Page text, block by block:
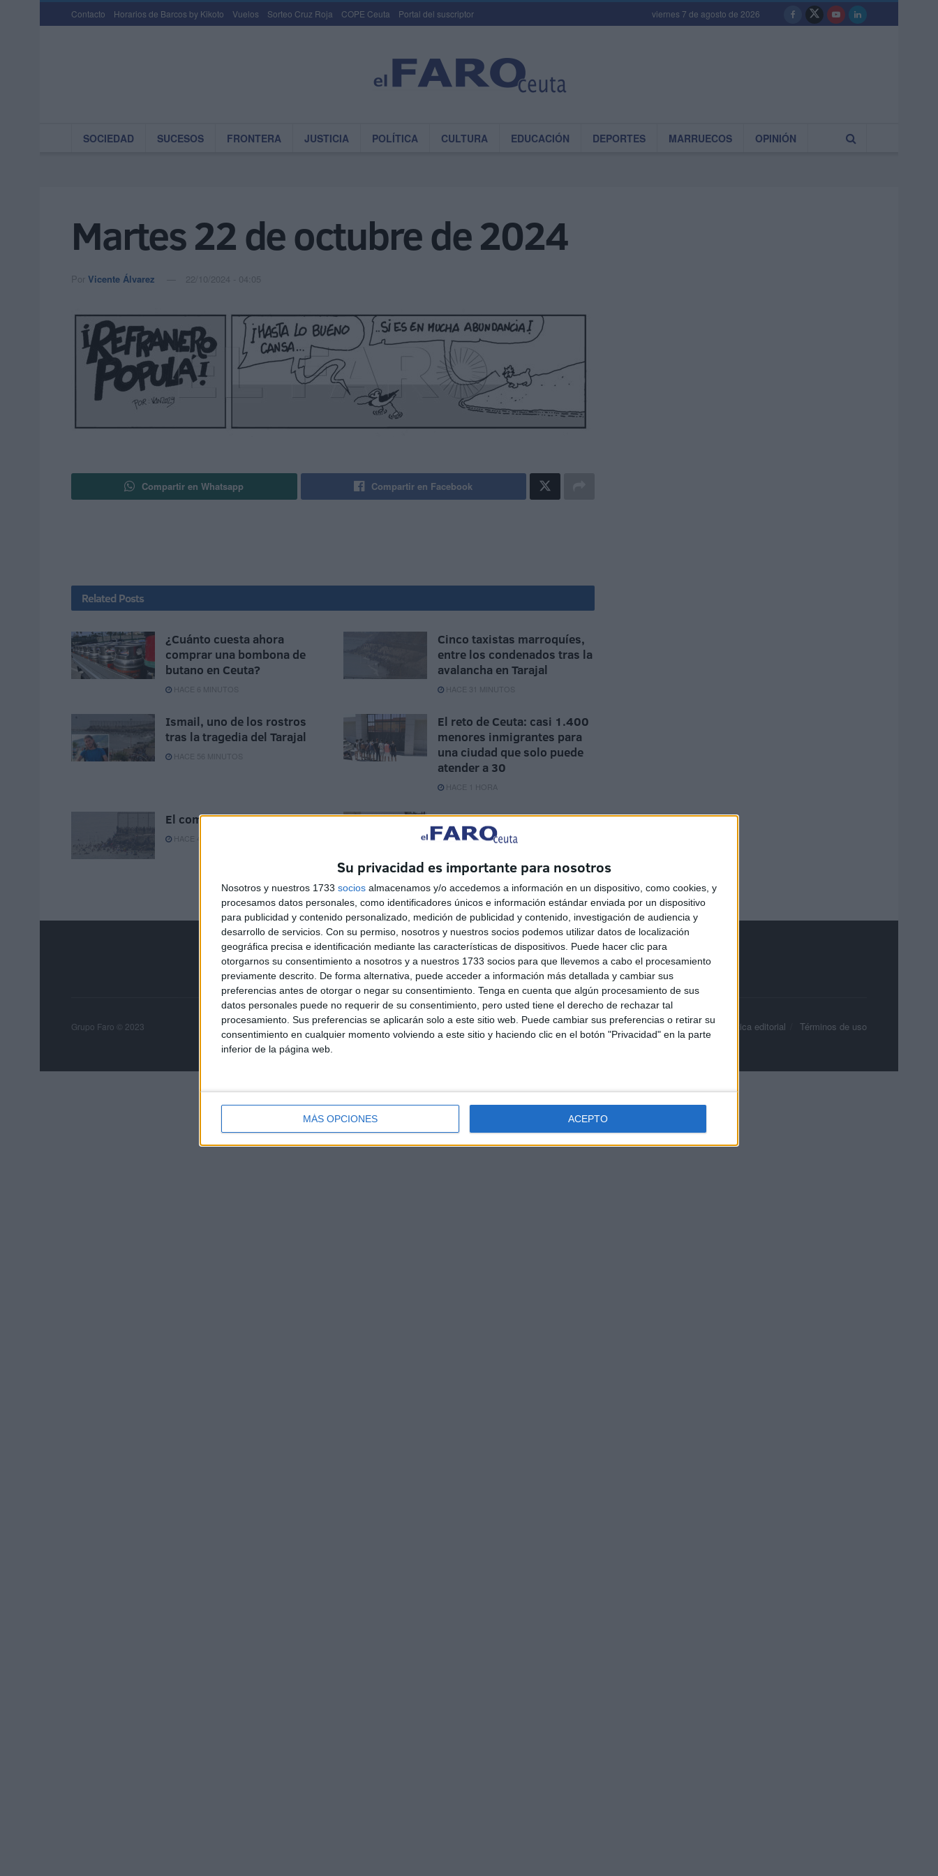
Su privacidad es importante para nosotros
Nosotros y nuestros 1733 socios almacenamos y/o accedemos a información en un dispositivo, como cookies, y
procesamos datos personales, como identificadores únicos e información estándar enviada por un dispositivo
para publicidad y contenido personalizado, medición de publicidad y contenido, investigación de audiencia y
desarrollo de servicios. Con su permiso, nosotros y nuestros socios podemos utilizar datos de localización
geográfica precisa e identificación mediante las características de dispositivos. Puede hacer clic para
otorgarnos su consentimiento a nosotros y a nuestros 1733 socios para que llevemos a cabo el procesamiento
previamente descrito. De forma alternativa, puede acceder a información más detallada y cambiar sus
preferencias antes de otorgar o negar su consentimiento. Tenga en cuenta que algún procesamiento de sus
datos personales puede no requerir de su consentimiento, pero usted tiene el derecho de rechazar tal
procesamiento. Sus preferencias se aplicarán solo a este sitio web. Puede cambiar sus preferencias o retirar su
consentimiento en cualquier momento volviendo a este sitio y haciendo clic en el botón "Privacidad" en la parte
inferior de la página web.
MÁS OPCIONES ACEPTO
Contacto Horarios de Barcos by Kikoto Vuelos Sorteo Cruz Roja COPE Ceuta Portal del suscriptor viernes 7 de agosto de 2026
SOCIEDAD SUCESOS FRONTERA JUSTICIA POLÍTICA CULTURA EDUCACIÓN DEPORTES MARRUECOS OPINIÓN
Martes 22 de octubre de 2024
Por Vicente Álvarez 22/10/2024 - 04:05
Compartir en Whatsapp Compartir en Facebook
Related Posts
¿Cuánto cuesta ahora
comprar una bombona de
butano en Ceuta?
HACE 6 MINUTOS
Cinco taxistas marroquíes,
entre los condenados tras la
avalancha en Tarajal
HACE 31 MINUTOS
Ismail, uno de los rostros
tras la tragedia del Tarajal
HACE 56 MINUTOS
El reto de Ceuta: casi 1.400
menores inmigrantes para
una ciudad que solo puede
atender a 30
HACE 1 HORA
El comentario inocente
HACE 4 HORAS
Gracias a las cuidadoras de
colonias
Grupo Faro Publicidad Contacto Aviso legal – Protección de datos Política de cookies Política de privacidad Política editorial Términos de uso
Grupo Faro © 2023